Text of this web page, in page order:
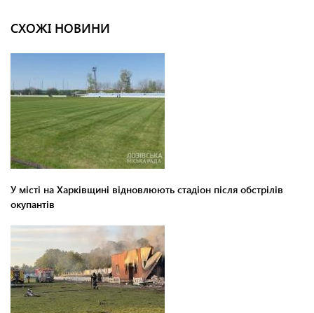
СХОЖІ НОВИНИ
У місті на Харківщині відновлюють стадіон після обстрілів
окупантів